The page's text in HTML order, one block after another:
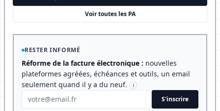
Voir toutes les PA
RESTER INFORMÉ
Réforme de la facture électronique : nouvelles
plateformes agréées, échéances et outils, un email
seulement quand il y a du neuf.
i
S'inscrire